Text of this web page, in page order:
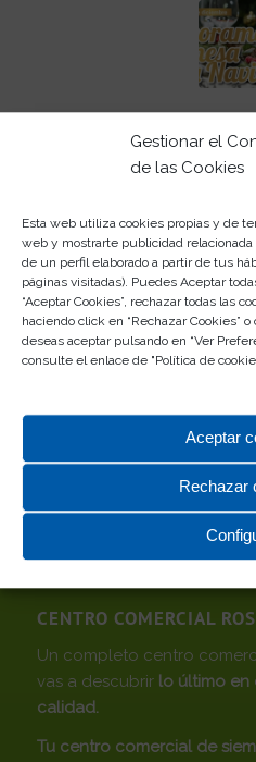
Gestionar el
de las Cookies
Esta web utiliza cookies propias y de
web y mostrarte publicidad
de un perfil elaborado a partir de tus
páginas visitadas). Puedes Aceptar
“Aceptar Cookies”, rechazar todas las
haciendo click en “Rechazar Cookies”
deseas aceptar pulsando en “Ver
consulte el enlace de "Política de
Aceptar
Rechazar
¡Decoramos
01/12/2021 /
Sorteamos el menaje
comensales
Leer más
CENTRO COMERCIAL
Un completo centro
vas a descubrir lo último en
calidad.
Tu centro comercial de